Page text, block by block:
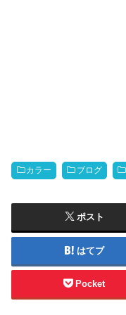
カラー ブログ
ポスト
はてブ
Pocket